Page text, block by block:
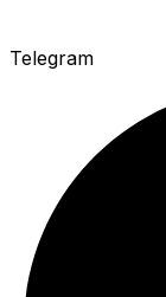
Telegram